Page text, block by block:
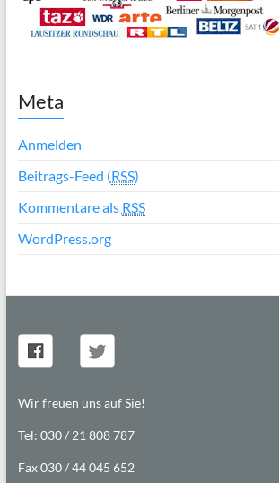
Meta
Anmelden
Beitrags-Feed (RSS)
Kommentare als RSS
WordPress.org
Wir freuen uns auf Sie!
Tel: 030 / 21 808 787
Fax 030 / 44 045 652